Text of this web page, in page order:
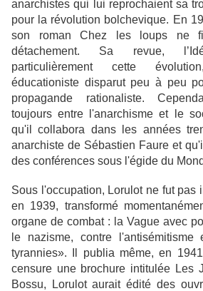
anarchistes qui lui reprochaient sa
pour la révolution bolchevique. En
son roman Chez les loups ne
détachement. Sa revue,
particulièrement cette
éducationiste disparut peu à peu
propagande rationaliste.
toujours entre l'anarchisme et le
qu'il collabora dans les années
anarchiste de Sébastien Faure et
des conférences sous l'égide du
Sous l'occupation, Lorulot ne fut pas
en 1939, transformé
organe de combat : la Vague avec
le nazisme, contre
tyrannies». Il publia même, en
censure une brochure intitulée Les
Bossu, Lorulot aurait édité des